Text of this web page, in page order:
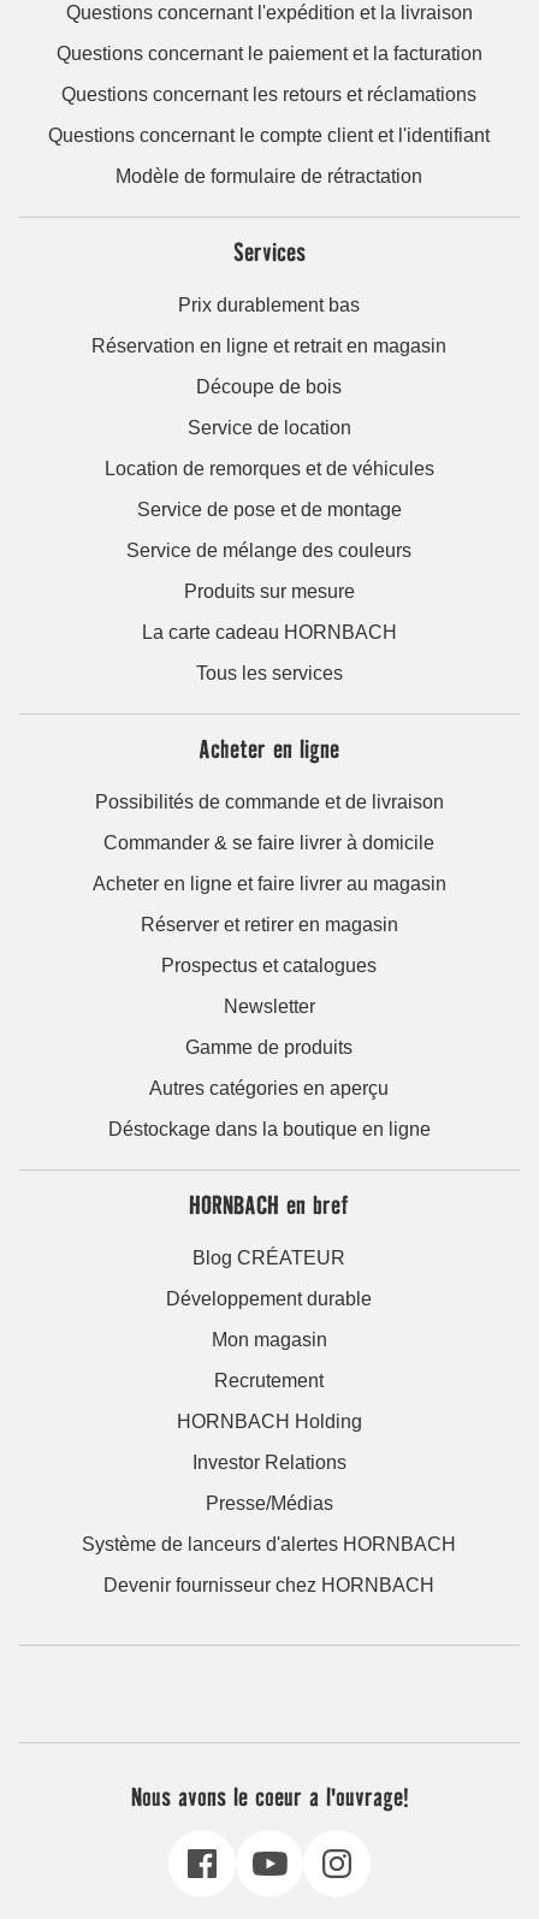
Questions concernant l'expédition et la livraison
Questions concernant le paiement et la facturation
Questions concernant les retours et réclamations
Questions concernant le compte client et l'identifiant
Modèle de formulaire de rétractation
Services
Prix durablement bas
Réservation en ligne et retrait en magasin
Découpe de bois
Service de location
Location de remorques et de véhicules
Service de pose et de montage
Service de mélange des couleurs
Produits sur mesure
La carte cadeau HORNBACH
Tous les services
Acheter en ligne
Possibilités de commande et de livraison
Commander & se faire livrer à domicile
Acheter en ligne et faire livrer au magasin
Réserver et retirer en magasin
Prospectus et catalogues
Newsletter
Gamme de produits
Autres catégories en aperçu
Déstockage dans la boutique en ligne
HORNBACH en bref
Blog CRÉATEUR
Développement durable
Mon magasin
Recrutement
HORNBACH Holding
Investor Relations
Presse/Médias
Système de lanceurs d'alertes HORNBACH
Devenir fournisseur chez HORNBACH
Nous avons le coeur a l'ouvrage!